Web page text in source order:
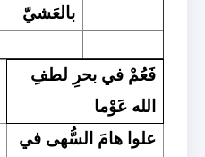
بالعَشيّ
فَعُمْ في بحرِ لطفِ
الله عَوْما
علوا هامَ السُّهى في